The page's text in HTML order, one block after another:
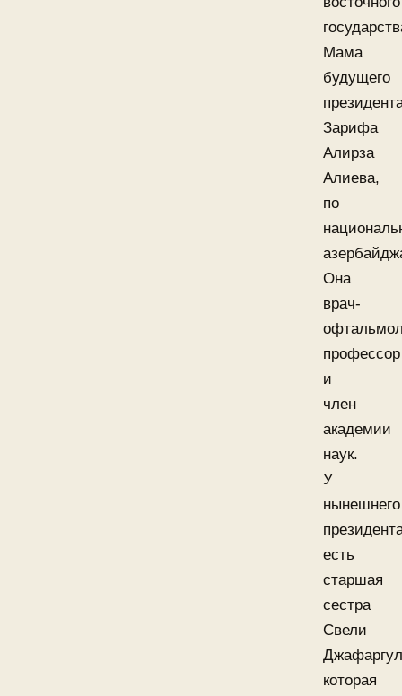
Мама
будущего
Зарифа
Алирза
Алиева,
по
Она
врач-
профессор
и
член
академии
наук.
У
нынешнего
есть
старшая
сестра
Свели
которая